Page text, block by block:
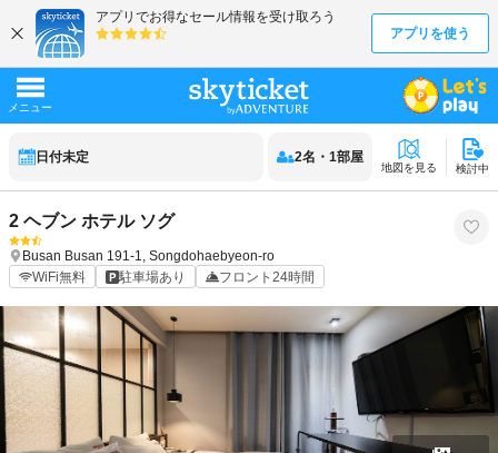
日付未定 2名 ・ 1部屋
地図を見る 検討中
2 ヘブン ホテル ソグ
Busan Busan 191-1, Songdohaebyeon-ro
WiFi無料
駐車場あり フロント24時間